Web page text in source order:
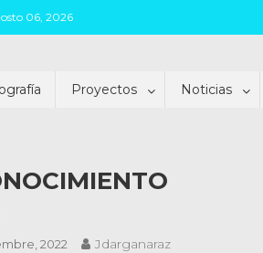
06, 2026
Proyectos Noticias
2022 Jdarganaraz